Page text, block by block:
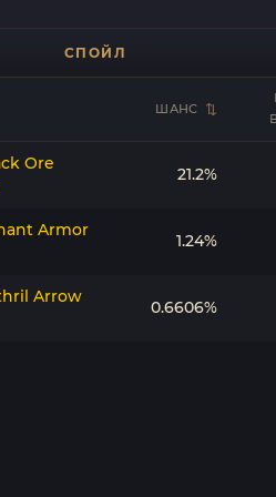
СПОЙЛ
ШАНС
Ore
21.2%
Armor
1.24%
Arrow
0.6606%